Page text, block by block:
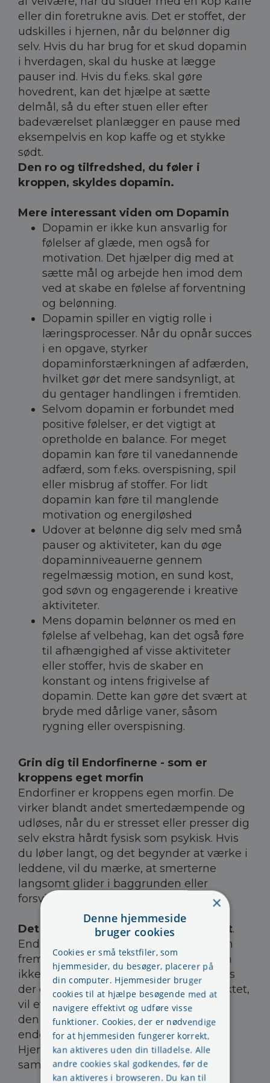
eller din foretrukne avis. Det er stoffet, der
udskilles i hjernen, når du belønner dig
selv. Hvis du har brug for et skud dopamin
i hverdagen, skal du huske at lægge
pauser ind. Hvis du f.eks. skal gøre
hovedrent, kan det hjælpe at sætte
delmål, så du efter stuen eller efter
badeværelset planlægger en pause med
eksempelvis en kop kaffe og et stykke
sødt.
Den ro og tilfredshed, du føler i
kroppen, skyldes dopamin.
Mere interessant viden om Dopamin
Dopamin er ikke kun ansvarlig for
følelser af glæde, men også for
motivation. Det hjælper dig med at
sætte mål og arbejde hen imod dem
ved at skabe en følelse af forventning
og belønning.
Dopamin spiller en vigtig rolle i
læringsprocesser. Når du opnår succes
i en opgave, styrker
dopaminforstærkningen af adfærden,
hvilket gør det mere sandsynligt, at
du gentager handlingen i fremtiden.
Selvom dopamin er forbundet med
positive følelser, er det vigtigt at
opretholde en balance. For meget
dopamin kan føre til vanedannende
adfærd, som f.eks. overspisning, spil
eller misbrug af stoffer. For lidt
dopamin kan føre til manglende
motivation og energiløshed
Udover at belønne dig selv med små
pauser og aktiviteter, kan du øge
dopaminniveauerne gennem
regelmæssig motion, en sund kost,
god søvn og engagerende i kreative
aktiviteter.
Mens dopamin belønner os med en
følelse af velbehag, kan det også føre
til afhængighed af visse aktiviteter
eller stoffer, hvis de skaber en
konstant og intens frigivelse af
dopamin. Dette kan gøre det svært at
bryde med dårlige vaner, såsom
rygning eller overspisning.
Grin dig til Endorfinerne - som er
kroppens eget morfin
Endorfiner er kroppens egen morfin. De
virker blandt andet smertedæmpende og
udløses, når du er stresset eller presser dig
selv ekstra hårdt fysisk som psykisk. Hvis
du løber langt, og det begynder at værke i
leddene, vil du mærke, at smerterne
langsomt glider i baggrunden eller
forsvinder igen.
Det er endorfinerne, der gør miraklet.
Endorfiner gør dig også glad, og du kan
fremkalde dem, hvis du griner. Så glem
ikke humoren i din dagligdag, men hvis
der er for lidt at grine af i udgangspunktet,
vil et kunstigt og konstrueret grin have
den samme effekt på
endorfinproduktionen som ægte latter.
Hjernen er ikke så kræsen i den
sammenhæng.
×
Denne hjemmeside
bruger cookies
Cookies er små tekstfiler, som
hjemmesider, du besøger, placerer på
din computer. Hjemmesider bruger
cookies til at hjælpe besøgende med at
navigere effektivt og udføre visse
funktioner. Cookies, der er nødvendige
for at hjemmesiden fungerer korrekt,
kan aktiveres uden din tilladelse. Alle
andre cookies skal godkendes, før de
kan aktiveres i browseren. Du kan til